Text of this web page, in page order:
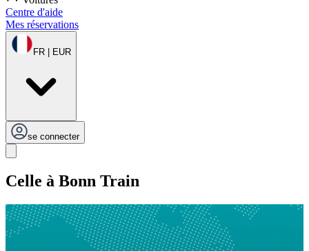
Centre d'aide
Mes réservations
FR | EUR
se connecter
Celle à Bonn Train